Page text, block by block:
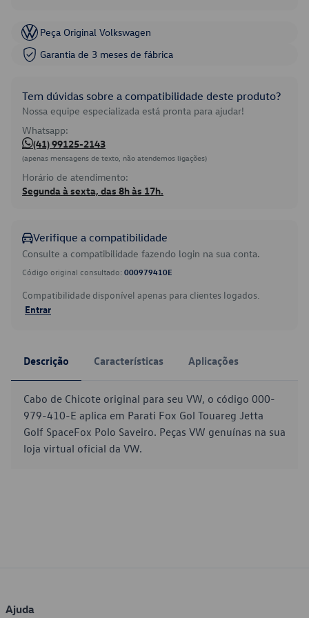
Peça Original Volkswagen
Garantia de 3 meses de fábrica
Tem dúvidas sobre a compatibilidade deste produto?
Nossa equipe especializada está pronta para ajudar!
Whatsapp:
(41) 99125-2143
(apenas mensagens de texto, não atendemos ligações)
Horário de atendimento:
Segunda à sexta, das 8h às 17h.
Verifique a compatibilidade
Consulte a compatibilidade fazendo login na sua conta.
Código original consultado: 000979410E
Compatibilidade disponível apenas para clientes logados.
Entrar
Descrição Características Aplicações
Cabo de Chicote original para seu VW, o código 000-
979-410-E aplica em Parati Fox Gol Touareg Jetta
Golf SpaceFox Polo Saveiro. Peças VW genuínas na sua
loja virtual oficial da VW.
Ajuda